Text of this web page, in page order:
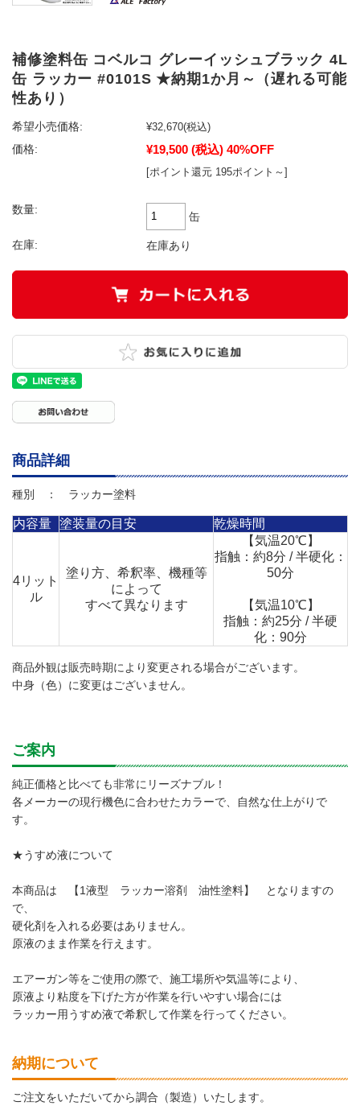
補修塗料缶 コベルコ グレーイッシュブラック 4L
缶 ラッカー #0101S ★納期1か月～（遅れる可能
性あり）
希望小売価格: ¥32,670(税込)
価格:
¥19,500 (税込) 40%OFF
[ポイント還元 195ポイント～]
数量:
缶
在庫: 在庫あり
商品詳細
種別 ： ラッカー塗料
内容量 塗装量の目安 乾燥時間
4リット
ル
塗り方、希釈率、機種等
によって
すべて異なります
【気温20℃】
指触：約8分 / 半硬化：
50分
【気温10℃】
指触：約25分 / 半硬
化：90分
商品外観は販売時期により変更される場合がございます。
中身（色）に変更はございません。
ご案内
純正価格と比べても非常にリーズナブル！
各メーカーの現行機色に合わせたカラーで、自然な仕上がりで
す。
★うすめ液について
本商品は 【1液型 ラッカー溶剤 油性塗料】 となりますの
で、
硬化剤を入れる必要はありません。
原液のまま作業を行えます。
エアーガン等をご使用の際で、施工場所や気温等により、
原液より粘度を下げた方が作業を行いやすい場合には
ラッカー用うすめ液で希釈して作業を行ってください。
納期について
ご注文をいただいてから調合（製造）いたします。